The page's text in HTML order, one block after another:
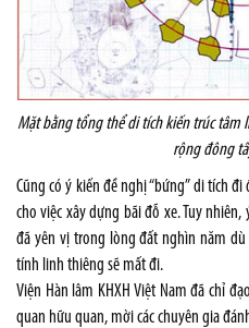
Mặt bằng tổng thể di tích kiến trúc tâm
rộng đông
Cũng có ý kiến đề nghị “bứng” di tích
cho việc xây dựng bãi đỗ xe. Tuy
đã yên vị trong lòng đất nghìn năm
tính linh thiêng sẽ mất đi.
Viện Hàn lâm KHXH Việt Nam đã chỉ
quan hữu quan, mời các chuyên gia